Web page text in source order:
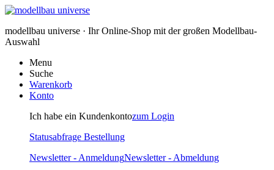
modellbau universe · Ihr Online-Shop mit der großen Modellbau-
Auswahl
Menu
Suche
Warenkorb
Konto
Ich habe ein Kundenkontozum Login
Statusabfrage Bestellung
Newsletter - AnmeldungNewsletter - Abmeldung